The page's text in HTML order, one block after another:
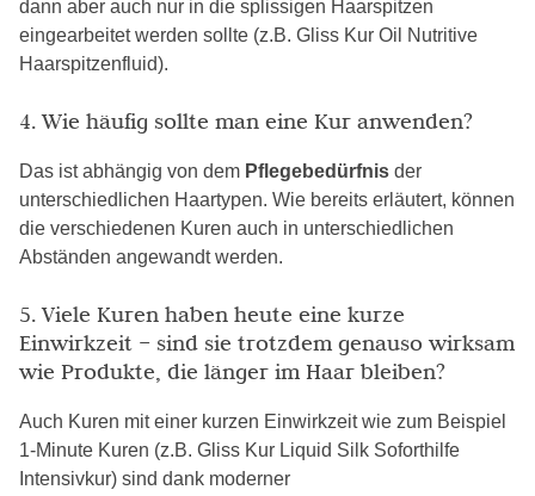
dann aber auch nur in die splissigen Haarspitzen
eingearbeitet werden sollte (z.B. Gliss Kur Oil Nutritive
Haarspitzenfluid).
4. Wie häufig sollte man eine Kur anwenden?
Das ist abhängig von dem Pflegebedürfnis der
unterschiedlichen Haartypen. Wie bereits erläutert, können
die verschiedenen Kuren auch in unterschiedlichen
Abständen angewandt werden.
5. Viele Kuren haben heute eine kurze
Einwirkzeit – sind sie trotzdem genauso wirksam
wie Produkte, die länger im Haar bleiben?
Auch Kuren mit einer kurzen Einwirkzeit wie zum Beispiel
1-Minute Kuren (z.B. Gliss Kur Liquid Silk Soforthilfe
Intensivkur) sind dank moderner